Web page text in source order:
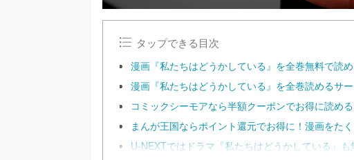
タップできる目次
漫画『私たちはどうかしている』を全巻無料で読
漫画『私たちはどうかしている』を全巻読めるサ
コミックシーモアなら半額クーポンでお得に読め
まんが王国ならポイント還元でお得に！漫画をた
U-NEXTではドラマ『私たちはどうかしている』も